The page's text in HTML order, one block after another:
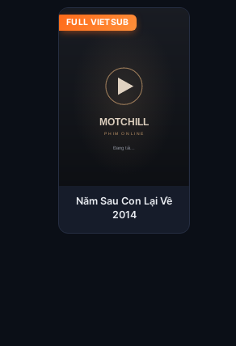
FULL VIETSUB
Năm Sau Con Lại Về
2014